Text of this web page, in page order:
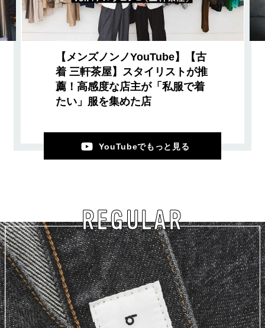
【メンズノンノYouTube】【古
着 三軒茶屋】スタイリストが推
薦！高感度な店主が「私服で着
たい」服を集めた店
YouTubeでもっと見る
REGULAR